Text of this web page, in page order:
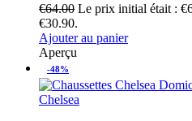
€64.00 Le prix initial était :
€30.90.
Ajouter au panier
Aperçu
-48%
Chelsea